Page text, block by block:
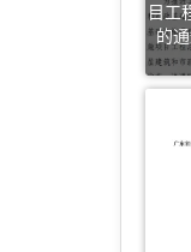
目工
的